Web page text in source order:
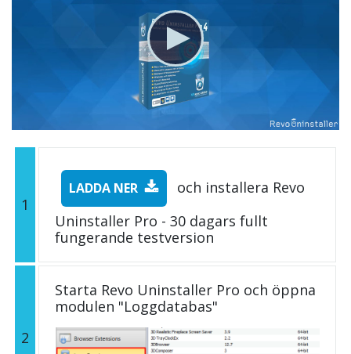
1
LADDA NER
och installera Revo
Uninstaller Pro - 30 dagars fullt
fungerande testversion
2
Starta Revo Uninstaller Pro och öppna
modulen "Loggdatabas"